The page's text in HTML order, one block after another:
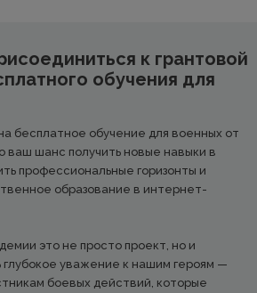
к грантовой
обучения для
бесплатное обучение для военных от
ваш шанс получить новые навыки в
профессиональные горизонты и
образование в интернет-
это не просто проект, но и
глубокое уважение к нашим героям —
боевых действий, которые